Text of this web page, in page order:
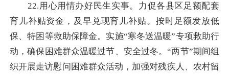
22.用心用情办好民生实事。力促各县区足额配套
育儿补贴资金，及早兑现育儿补贴。按时足额发放低
保、特困等救助保障金。实施“寒冬送温暖”专项救助行
动，确保困难群众温暖过节、安全过冬。“两节”期间组
织开展走访慰问困难群众活动，加强对残疾人、农村留